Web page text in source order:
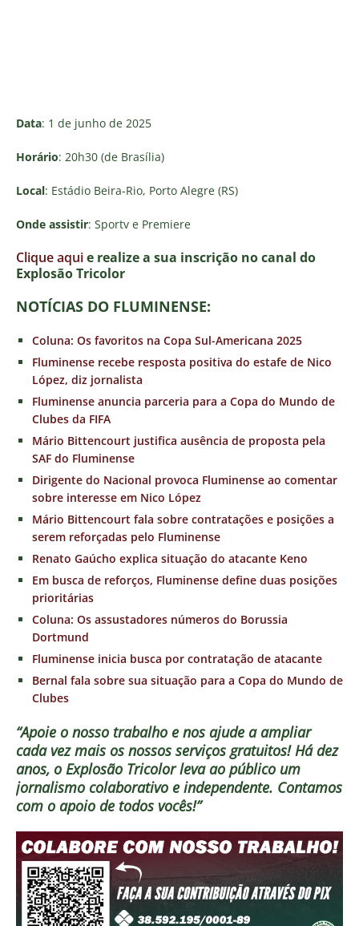
Data: 1 de junho de 2025
Horário: 20h30 (de Brasília)
Local: Estádio Beira-Rio, Porto Alegre (RS)
Onde assistir: Sportv e Premiere
Clique aquie realize a sua inscrição no canal do
Explosão Tricolor
NOTÍCIAS DO FLUMINENSE:
Coluna: Os favoritos na Copa Sul-Americana 2025
Fluminense recebe resposta positiva do estafe de Nico
López, diz jornalista
Fluminense anuncia parceria para a Copa do Mundo de
Clubes da FIFA
Mário Bittencourt justifica ausência de proposta pela
SAF do Fluminense
Dirigente do Nacional provoca Fluminense ao comentar
sobre interesse em Nico López
Mário Bittencourt fala sobre contratações e posições a
serem reforçadas pelo Fluminense
Renato Gaúcho explica situação do atacante Keno
Em busca de reforços, Fluminense define duas posições
prioritárias
Coluna: Os assustadores números do Borussia
Dortmund
Fluminense inicia busca por contratação de atacante
Bernal fala sobre sua situação para a Copa do Mundo de
Clubes
“Apoie o nosso trabalho e nos ajude a ampliar
cada vez mais os nossos serviços gratuitos!Há dez
anos, o Explosão Tricolor leva ao público um
jornalismo colaborativo e independente. Contamos
com o apoio de todos vocês!”